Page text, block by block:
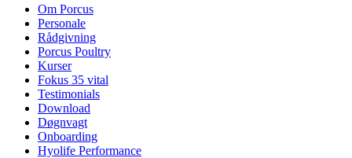
Om Porcus
Personale
Rådgivning
Porcus Poultry
Kurser
Fokus 35 vital
Testimonials
Download
Døgnvagt
Onboarding
Hyolife Performance